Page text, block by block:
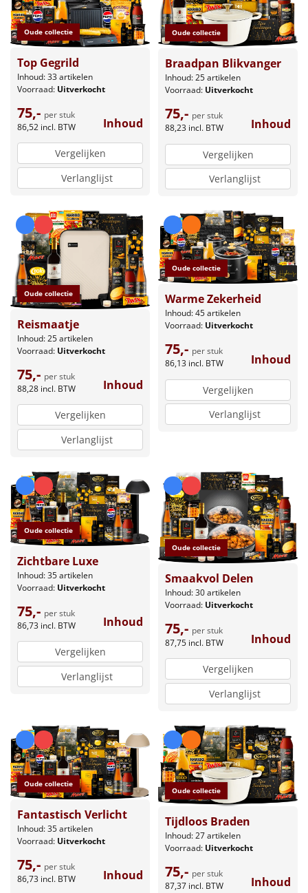
Oude collectie
Top Gegrild
Inhoud: 33 artikelen
Voorraad: Uitverkocht
75,- per stuk
86,52 incl. BTW Inhoud
Vergelijken
Verlanglijst
Oude collectie
Braadpan Blikvanger
Inhoud: 25 artikelen
Voorraad: Uitverkocht
75,- per stuk
88,23 incl. BTW Inhoud
Vergelijken
Verlanglijst
Oude collectie
Reismaatje
Inhoud: 25 artikelen
Voorraad: Uitverkocht
75,- per stuk
88,28 incl. BTW Inhoud
Vergelijken
Verlanglijst
Oude collectie
Warme Zekerheid
Inhoud: 45 artikelen
Voorraad: Uitverkocht
75,- per stuk
86,13 incl. BTW Inhoud
Vergelijken
Verlanglijst
Oude collectie
Zichtbare Luxe
Inhoud: 35 artikelen
Voorraad: Uitverkocht
75,- per stuk
86,73 incl. BTW Inhoud
Vergelijken
Verlanglijst
Oude collectie
Smaakvol Delen
Inhoud: 30 artikelen
Voorraad: Uitverkocht
75,- per stuk
87,75 incl. BTW Inhoud
Vergelijken
Verlanglijst
Oude collectie
Fantastisch Verlicht
Inhoud: 35 artikelen
Voorraad: Uitverkocht
75,- per stuk
86,73 incl. BTW Inhoud
Oude collectie
Tijdloos Braden
Inhoud: 27 artikelen
Voorraad: Uitverkocht
75,- per stuk
87,37 incl. BTW Inhoud